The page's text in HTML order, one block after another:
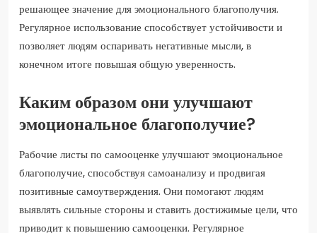
решающее значение для эмоционального благополучия.
Регулярное использование способствует устойчивости и
позволяет людям оспаривать негативные мысли, в
конечном итоге повышая общую уверенность.
Каким образом они улучшают
эмоциональное благополучие?
Рабочие листы по самооценке улучшают эмоциональное
благополучие, способствуя самоанализу и продвигая
позитивные самоутверждения. Они помогают людям
выявлять сильные стороны и ставить достижимые цели, что
приводит к повышению самооценки. Регулярное